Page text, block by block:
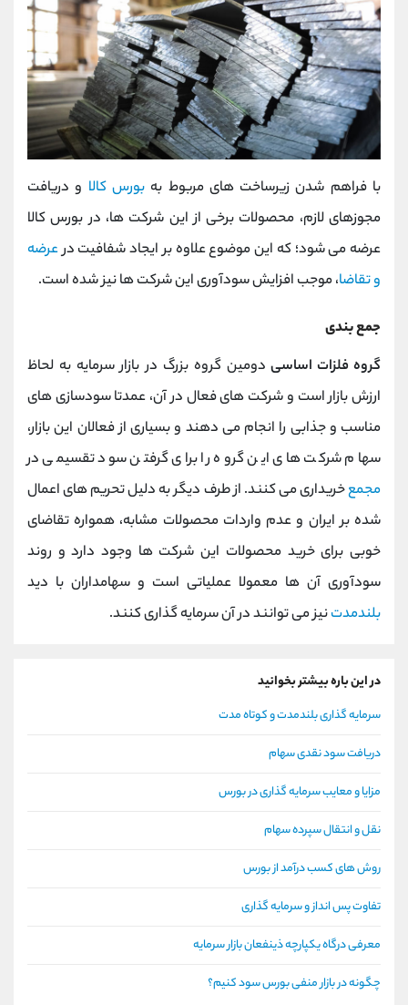
با فراهم شدن زیرساخت های مربوط بهبورس کالا و دریافت
مجوزهای لازم، محصولات برخی از این شرکت ها، در بورس کالا
عرضه می شود؛ که این موضوع علاوه بر ایجاد شفافیت درعرضه
و تقاضا، موجب افزایش سودآوری این شرکت ها نیز شده است.
جمع بندی
گروه فلزات اساسیدومین گروه بزرگ در بازار سرمایه به لحاظ
ارزش بازار است و شرکت های فعال در آن، عمدتا سودسازی های
مناسب و جذابی را انجام می دهند و بسیاری از فعالان این بازار،
سهام شرکت های این گروه را برای گرفتن سود تقسیمی در
مجمعخریداری می کنند. از طرف دیگر به دلیل تحریم های اعمال
شده بر ایران و عدم واردات محصولات مشابه، همواره تقاضای
خوبی برای خرید محصولات این شرکت ها وجود دارد و روند
سودآوری آن ها معمولا عملیاتی است و سهامداران با دید
بلندمدتنیز می توانند در آن سرمایه گذاری کنند.
در این باره بیشتر بخوانید
سرمایه گذاری بلندمدت و کوتاه مدت
دریافت سود نقدی سهام
مزایا و معایب سرمایه گذاری در بورس
نقل و انتقال سپرده سهام
روش های کسب درآمد از بورس
تفاوت پس انداز و سرمایه گذاری
معرفی درگاه یکپارچه ذینفعان بازار سرمایه
چگونه در بازار منفی بورس سود کنیم؟